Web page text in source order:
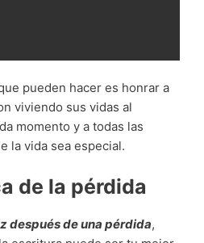
pueden hacer es honrar a
viviendo sus vidas al
momento y a todas las
la vida sea especial.
de la pérdida
después de una pérdida,